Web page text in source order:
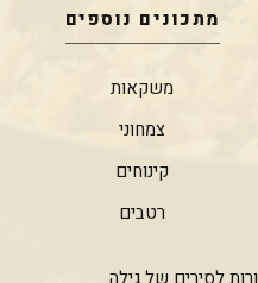
מתכונים נוספים
משקאות
צמחוני
קינוחים
רטבים